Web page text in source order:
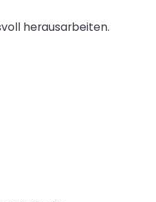
herausarbeiten.